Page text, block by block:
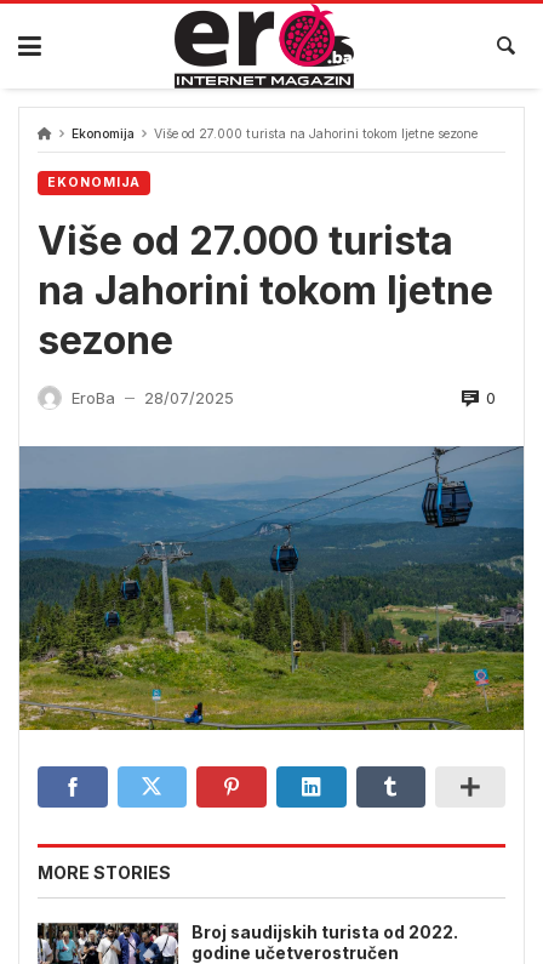
Skip
content
Ekonomija Više od 27.000 turista na Jahorini tokom ljetne sezone
EKONOMIJA
Više od 27.000 turista
na Jahorini tokom ljetne
sezone
EroBa — 28/07/2025 0
MORE STORIES
Broj saudijskih turista od 2022.
godine učetverostručen